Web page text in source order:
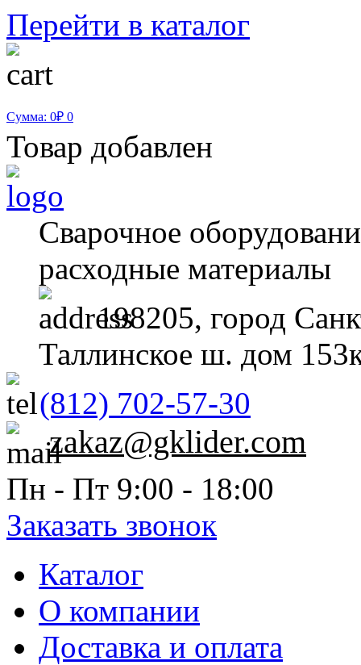
Перейти в каталог
Сумма: 0₽ 0
Товар добавлен
Сварочное
расходные материалы
198205, город
Таллинское ш. дом
(812) 702-57-30
zakaz@gklider.com
Пн - Пт 9:00 - 18:00
Заказать звонок
Каталог
О компании
Доставка и оплата